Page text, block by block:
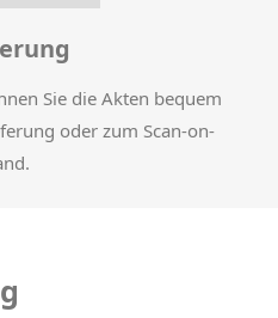
Sie die Akten bequem
oder zum Scan-on-